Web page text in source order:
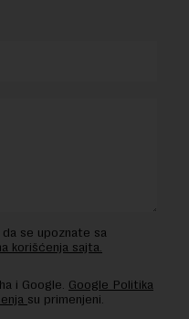
se upoznate sa
korišćenja sajta.
i Google. Google Politika
su primenjeni.